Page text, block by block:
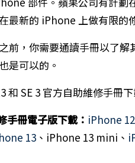
最新的 iPhone 上做有限的
前，你需要通讀手冊以了
是可以的。
手冊電子版下載： iPhone 12
13、iPhone 13 mini、